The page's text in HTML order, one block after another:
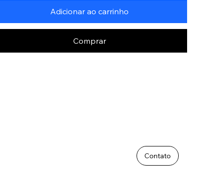
Adicionar ao carrinho
Comprar
Contato